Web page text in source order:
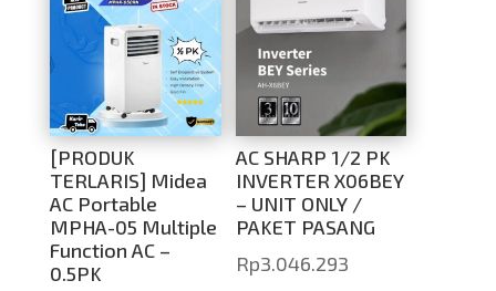
[PRODUK
TERLARIS] Midea
AC Portable
MPHA-05 Multiple
Function AC –
0.5PK
AC SHARP 1/2 PK
INVERTER X06BEY
– UNIT ONLY /
PAKET PASANG
Rp3.046.293